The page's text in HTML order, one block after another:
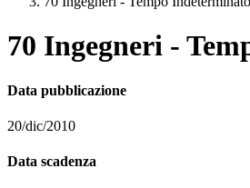
70 Ingegneri -
Data pubblicazione
20/dic/2010
Data scadenza